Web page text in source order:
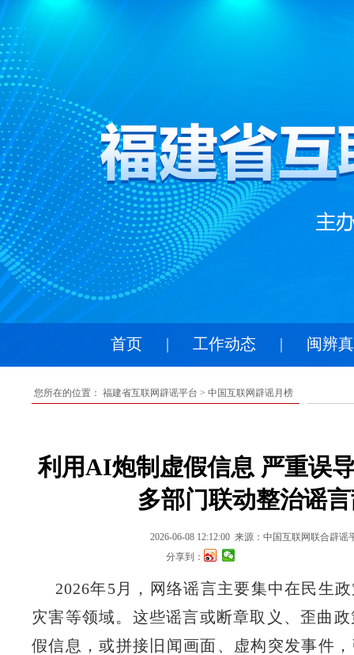
首页 | 工作动态 | 闽辨
您所在的位置： 福建省互联网辟谣平台 > 中国互联网辟谣月榜
利用AI炮制虚假信息 严重误
多部门联动整治谣
2026-06-08 12:12:00 来源：中国互联网联合辟谣
分享到：
2026年5月，网络谣言主要集中在民生
灾害等领域。这些谣言或断章取义、歪曲
假信息，或拼接旧闻画面、虚构突发事件